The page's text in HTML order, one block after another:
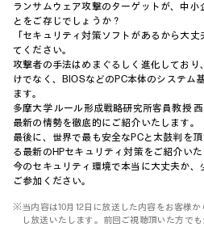
ランサムウェア攻撃のターゲットが、中
とをご存じでしょうか？
「セキュリティ対策ソフトがあるから大
てください。
攻撃者の手法はめまぐるしく進化してお
けでなく、BIOSなどのPC本体のシステム
ます。
多摩大学 ルール形成戦略研究所客員教授
最新の情勢を徹底的にご紹介いたします。
最後に、世界で最も安全なPCと太鼓判を
る最新のHPセキュリティ対策をご紹介いた
今のセキュリティ環境で本当に大丈夫か
ご参加ください。
※当内容は10月12日に放送した内容をお客様
し放送いたします。前回ご視聴頂いた方で